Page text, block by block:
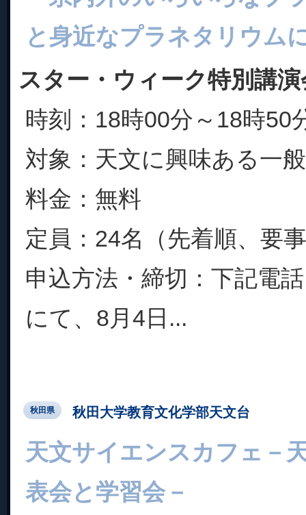
と身近なプラネタリウム
スター・ウィーク特別講演
時刻：18時00分～18時50
対象：天文に興味ある一
料金：無料
定員：24名（先着順、要
申込方法・締切：下記電
にて、8月4日...
秋田県 秋田大学教育文化学部天文台
天文サイエンスカフェ－
表会と学習会－